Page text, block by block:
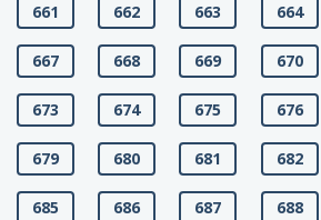
661 662 663 664
667 668 669 670
673 674 675 676
679 680 681 682
685 686 687 688